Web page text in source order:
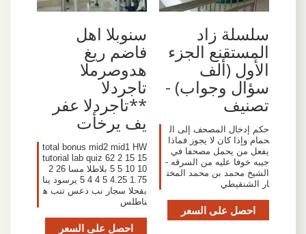
سلسلة زاد
المستقنع الجزء
الأول (ألف
سؤال وجواب) -
تصنيف
حكم إدخال المصحف إلى ال
حمام وإذا كان لا يجوز فماذا
يفعل من يحمل مصحفا في
جيبه خوفا عليه من السرقه -
الشيخ محمد بن محمد المخت
ار الشنقيطي
احصل على السعر
سنوبلا اهل
فاضم ريغ
هدوصرملا
تاجردلا
**تاجردلا عفر
يف يرخأت
total bonus mid2 mid1 HW
tutorial lab quiz 62 2 15 15
5 5 10 10 بلاطلا مسا 26 2
1.75 4.25 5 4 4 5 يرسود ينا
بقحلا سجار نب دعس تنب ه
ناطلس
احصل على السعر